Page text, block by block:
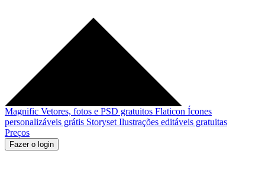
Magnific Vetores, fotos e PSD gratuitos Flaticon Ícones
personalizáveis grátis Storyset Ilustrações editáveis gratuitas
Preços
Fazer o login